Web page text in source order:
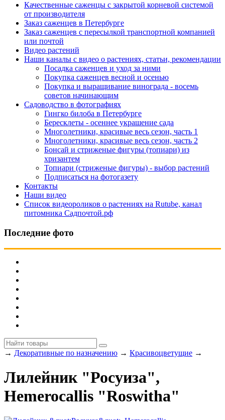
Качественные саженцы с закрытой корневой системой
от производителя
Заказ саженцев в Петербурге
Заказ саженцев с пересылкой транспортной компанией
или почтой
Видео растений
Наши каналы с видео о растениях, статьи, рекомендации
Посадка саженцев и уход за ними
Покупка саженцев весной и осенью
Покупка и выращивание винограда - восемь
советов начинающим
Садоводство в фотографиях
Гингко билоба в Петербурге
Бересклеты - осеннее украшение сада
Многолетники, красивые весь сезон, часть 1
Многолетники, красивые весь сезон, часть 2
Бонсай и стриженые фигуры (топиари) из
хризантем
Топиари (стриженые фигуры) - выбор растений
Подписаться на фотогазету
Контакты
Наши видео
Список видеороликов о растениях на Rutube, канал
питомника Садпочтой.рф
Последние фото
→ Декоративные по назначению → Красивоцветущие →
Лилейник "Росуиза",
Hemerocallis "Roswitha"